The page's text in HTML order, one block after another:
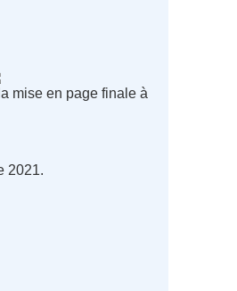
mise en page finale à
2021.